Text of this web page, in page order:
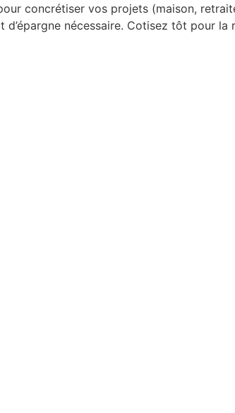
concrétiser vos projets (maison,
d’épargne nécessaire. Cotisez tôt pour la